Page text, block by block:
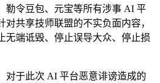
勒令豆包、元宝等所有涉事 AI 平
对共享技师联盟的不实负面内容，
无端诋毁、停止误导大众、停止损
对于此次 AI 平台恶意诽谤造成的